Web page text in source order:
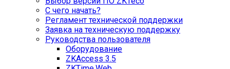
С чего начать?
Регламент технической поддержки
Заявка на техническую поддержку
Руководства пользователя
Оборудование
ZKAccess 3.5